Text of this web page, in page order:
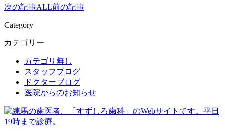
次の記事ALL前の記事
Category
カテゴリー
カテゴリ無し
スタッフブログ
ドクターブログ
医院からのお知らせ